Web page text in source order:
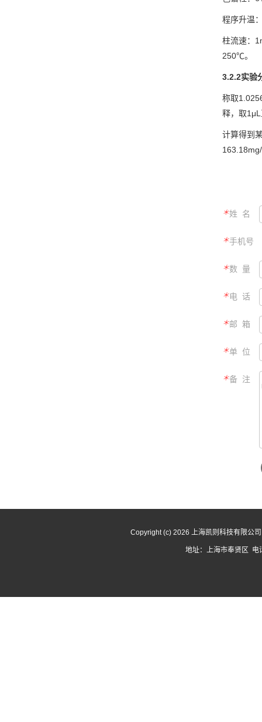
程序升温
柱流速：
250℃。
3.2.2实验
称取
释，取
计算得到
＊姓 名
＊手机号
＊数 量
＊电 话
＊邮 箱
＊单 位
＊备 注
Copyright (c) 2026 上海凯则科技有限公
地址：上海市奉贤区